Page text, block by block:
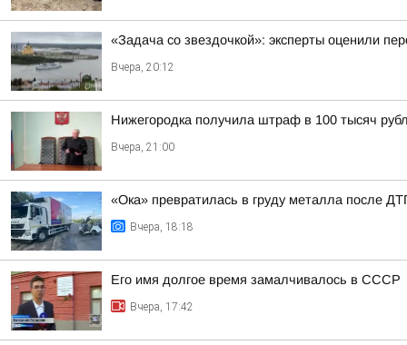
«Задача со звездочкой»: эксперты оценили
Вчера, 20:12
Нижегородка получила штраф в 100 тысяч
Вчера, 21:00
«Ока» превратилась в груду металла после
Вчера, 18:18
Его имя долгое время замалчивалось в СССР
Вчера, 17:42